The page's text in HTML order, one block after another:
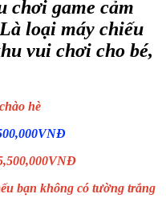
chơi game cảm
loại máy chiếu
vui chơi cho bé,
hè
bạn không có tường trắng